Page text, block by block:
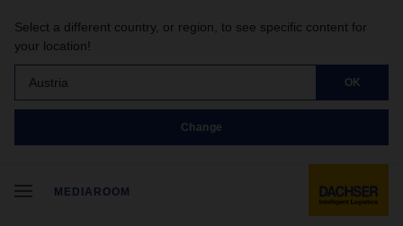
Select a different country, or region, to see specific content for
your location!
Austria OK
Change
MEDIAROOM